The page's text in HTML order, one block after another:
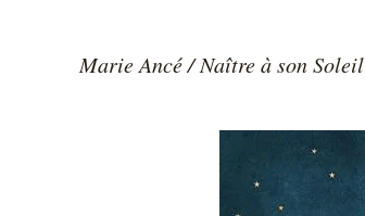
Marie Ancé / Naître à son Soleil